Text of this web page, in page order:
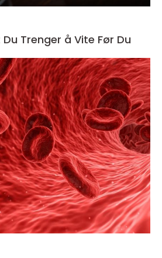
Trenger å Vite Før Du